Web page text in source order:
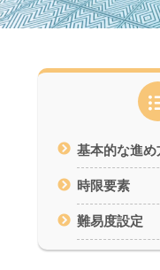
基本的な進
時限要素
難易度設定